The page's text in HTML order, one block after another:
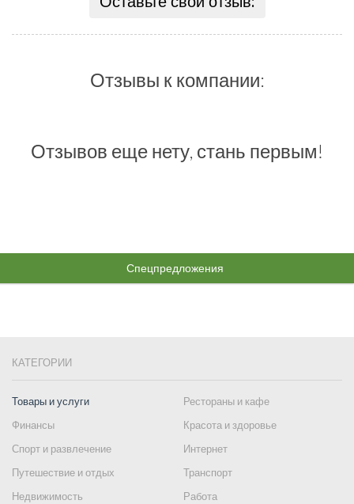
Отзывы к компании:
Отзывов еще нету, стань первым!
Спецпредложения
КАТЕГОРИИ
Товары и услуги
Рестораны и кафе
Финансы
Красота и здоровье
Спорт и развлечение
Интернет
Путешествие и отдых
Транспорт
Недвижимость
Работа